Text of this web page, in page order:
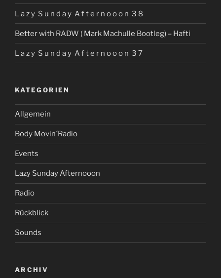
L a z y S u n d a y A f t e r n o o o n 3 8
Better with RADW ( Mark Machulle Bootleg) – Hafti
L a z y S u n d a y A f t e r n o o o n 3 7
KATEGORIEN
Allgemein
Body Movin´Radio
Events
Lazy Sunday Afternooon
Radio
Rückblick
Sounds
ARCHIV